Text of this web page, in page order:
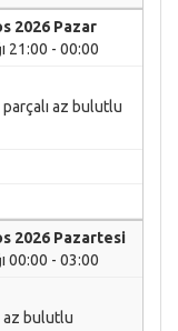
2026 Pazar
21:00 - 00:00
parçalı az bulutlu
2026 Pazartesi
00:00 - 03:00
az bulutlu